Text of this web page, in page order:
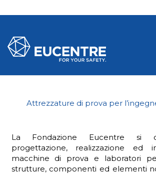
Attrezzature di prova per
La Fondazione Eucentre si
progettazione, realizzazione ed
macchine di prova e laboratori
strutture, componenti ed elementi